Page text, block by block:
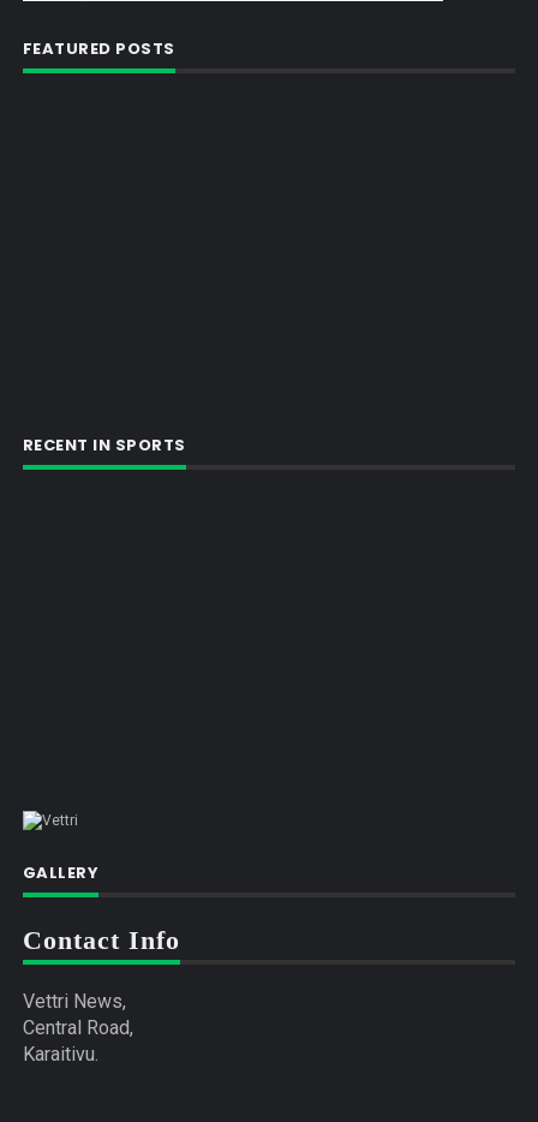
FEATURED POSTS
RECENT IN SPORTS
GALLERY
Contact Info
Vettri News,
Central Road,
Karaitivu.